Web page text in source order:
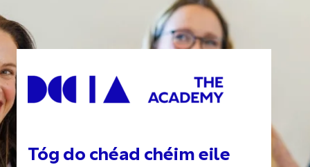
Tóg do chéad chéim eile